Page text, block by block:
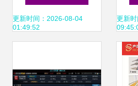
程指南 清关与工厂
更新时间：2026-08-04
01:49:52
取
自
更新